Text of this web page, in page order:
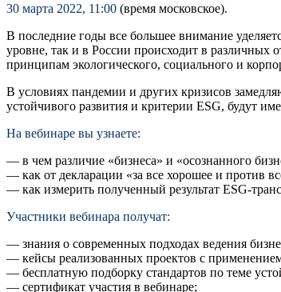
30 марта 2022, 11:00 (время московское).
В последние годы все большее внимание
уровне, так и в России происходит в различных
принципам экологического, социального и
В условиях пандемии и других кризисов
устойчивого развития и критерии ESG, будут
На вебинаре вы узнаете:
— в чем различие «бизнеса» и «осознанного
— как от декларации «за все хорошее и против
— как измерить полученный результат ESG-
Участники вебинара получат:
— знания о современных подходах ведения
— кейсы реализованных проектов с
— бесплатную подборку стандартов по теме
— сертификат участия в вебинаре;